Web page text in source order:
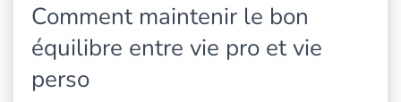
Comment maintenir le bon
équilibre entre vie pro et vie
perso